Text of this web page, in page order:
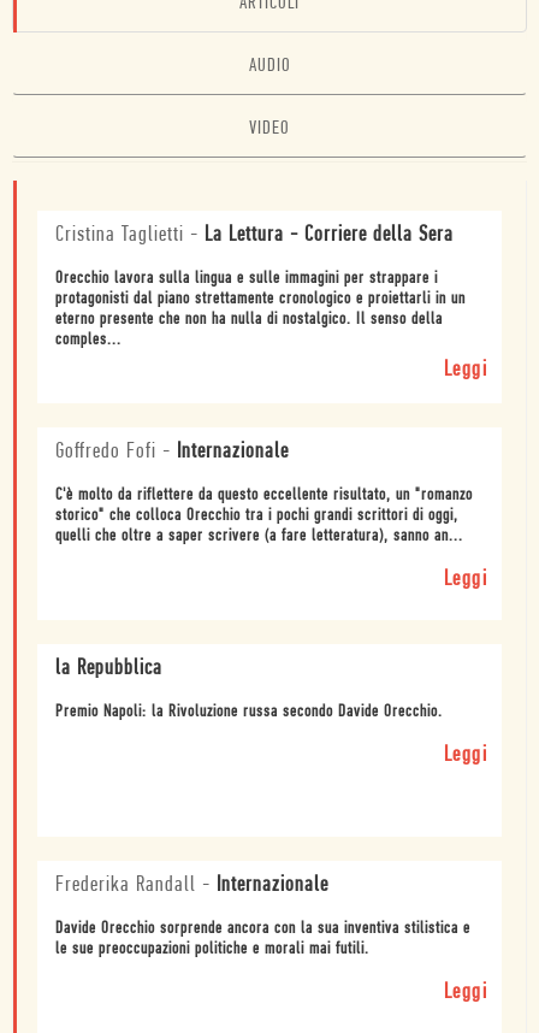
AUDIO
VIDEO
Cristina Taglietti - La Lettura - Corriere della Sera
Orecchio lavora sulla lingua e sulle immagini per strappare i
protagonisti dal piano strettamente cronologico e proiettarli in un
eterno presente che non ha nulla di nostalgico. Il senso della
comples...
Leggi
Goffredo Fofi - Internazionale
C'è molto da riflettere da questo eccellente risultato, un "romanzo
storico" che colloca Orecchio tra i pochi grandi scrittori di oggi,
quelli che oltre a saper scrivere (a fare letteratura), sanno an...
Leggi
la Repubblica
Premio Napoli: la Rivoluzione russa secondo Davide Orecchio.
Leggi
Frederika Randall - Internazionale
Davide Orecchio sorprende ancora con la sua inventiva stilistica e
le sue preoccupazioni politiche e morali mai futili.
Leggi